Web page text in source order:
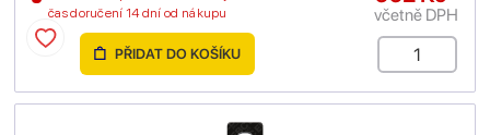
čas doručení 14 dní od nákupu
včetně DPH
PŘIDAT DO KOŠÍKU